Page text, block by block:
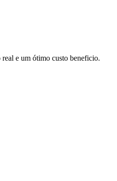
e um ótimo custo beneficio.